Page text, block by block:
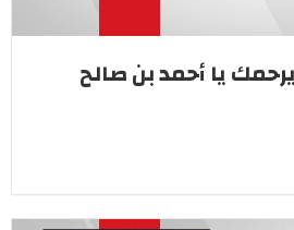
يرحمك يا أحمد بن صالح